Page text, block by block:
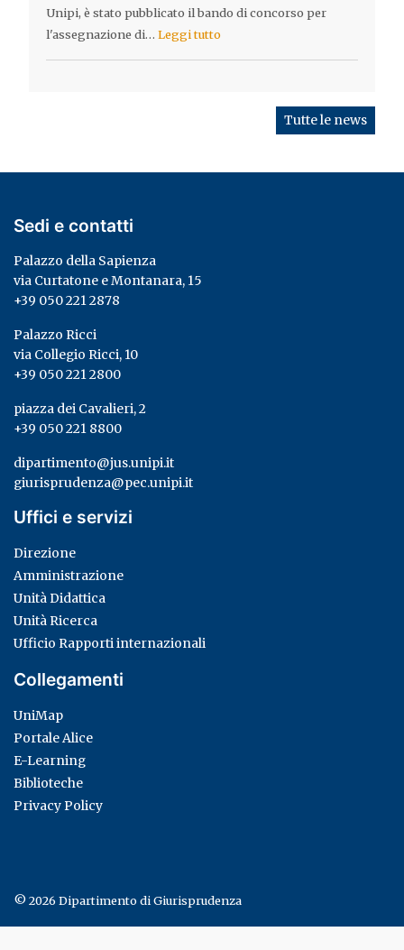
Unipi, è stato pubblicato il bando di concorso per
l'assegnazione di…Leggi tutto
Tutte le news
Sedi e contatti
Palazzo della Sapienza
via Curtatone e Montanara, 15
+39 050 221 2878
Palazzo Ricci
via Collegio Ricci, 10
+39 050 221 2800
piazza dei Cavalieri, 2
+39 050 221 8800
dipartimento@jus.unipi.it
giurisprudenza@pec.unipi.it
Uffici e servizi
Direzione
Amministrazione
Unità Didattica
Unità Ricerca
Ufficio Rapporti internazionali
Collegamenti
UniMap
Portale Alice
E-Learning
Biblioteche
Privacy Policy
© 2026 Dipartimento di Giurisprudenza